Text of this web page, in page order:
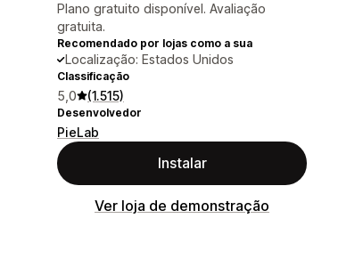
Plano gratuito disponível. Avaliação
gratuita.
Recomendado por lojas como a sua
Localização: Estados Unidos
Classificação
5,0 (1.515)
Desenvolvedor
PieLab
Instalar
Ver loja de demonstração